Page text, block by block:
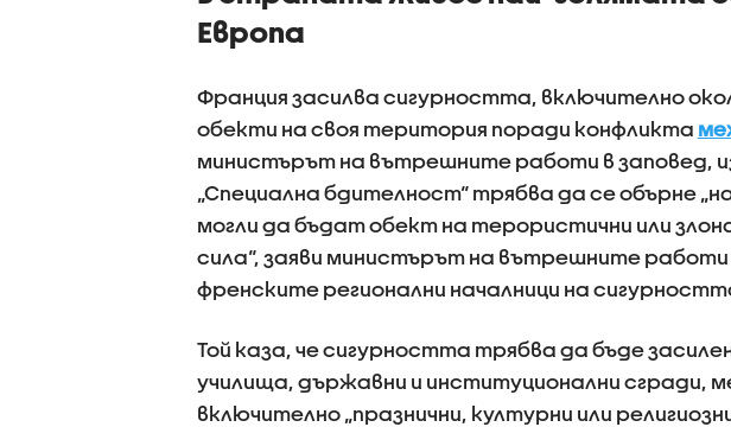
Европа
Франция засилва сигурността, включително
обекти на своя територия поради конфликта
министърът на вътрешните работи в заповед,
„Специална бдителност“ трябва да се обърне
могли да бъдат обект на терористични или
сила“, заяви министърът на вътрешните
френските регионални началници на
Той каза, че сигурността трябва да бъде
училища, държавни и институционални сгради,
включително „празнични, културни или